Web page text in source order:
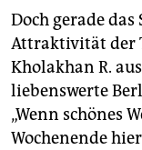
Doch gerade das
Attraktivität der
Kholakhan R.
liebenswerte
„Wenn schönes
Wochenende